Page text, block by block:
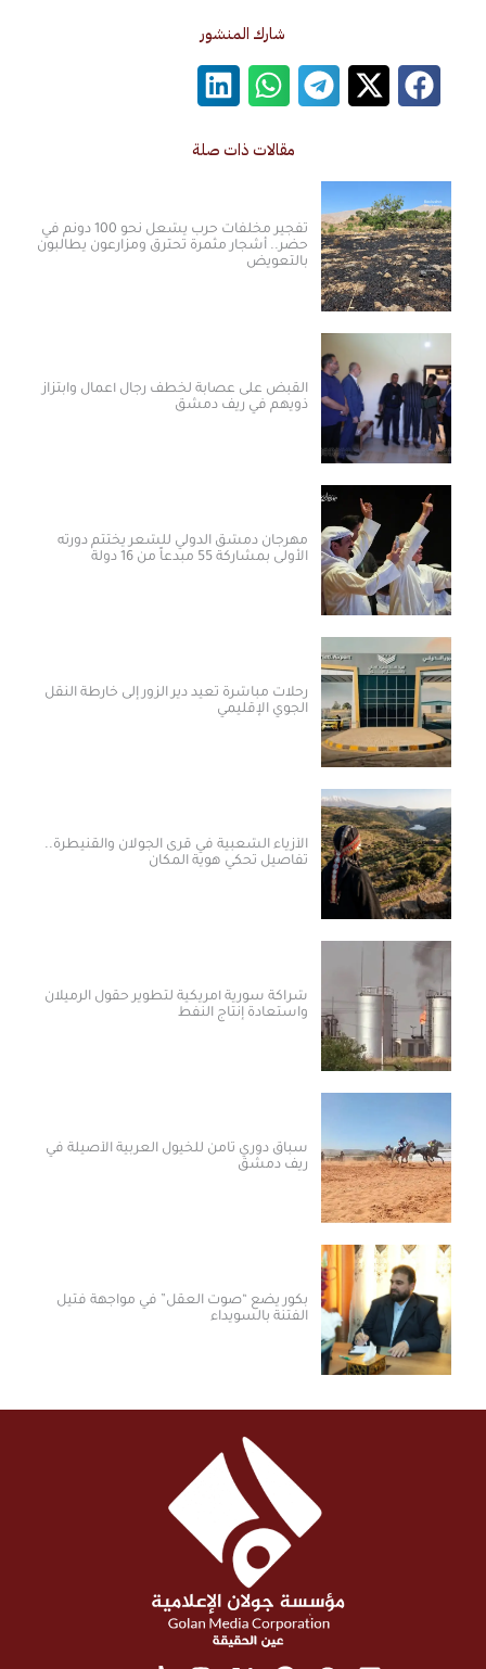
شارك المنشور
مقالات ذات صلة
تفجير مخلفات حرب يشعل نحو 100 دونم في
حضر.. أشجار مثمرة تحترق ومزارعون يطالبون
بالتعويض
القبض على عصابة لخطف رجال أعمال وابتزاز
ذويهم في ريف دمشق
مهرجان دمشق الدولي للشعر يختتم دورته
الأولى بمشاركة 55 مبدعاً من 16 دولة
رحلات مباشرة تعيد دير الزور إلى خارطة النقل
الجوي الإقليمي
الأزياء الشعبية في قرى الجولان والقنيطرة..
تفاصيل تحكي هوية المكان
شراكة سورية أمريكية لتطوير حقول الرميلان
واستعادة إنتاج النفط
سباق دوري ثامن للخيول العربية الأصيلة في
ريف دمشق
بكور يضع “صوت العقل” في مواجهة فتيل
الفتنة بالسويداء